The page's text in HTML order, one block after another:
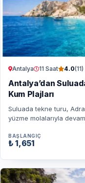
Antalya 11 Saat 4.0(11)
Antalya’dan
Kum Plajları
Suluada tekne turu,
yüzme molalarıyla
BAŞLANGIÇ
₺ 1,651